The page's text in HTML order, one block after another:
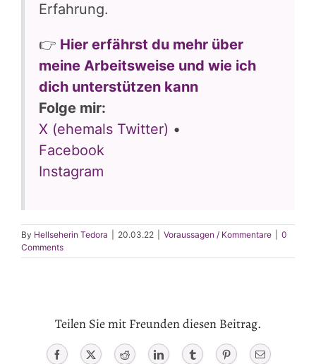
Erfahrung.
👉 Hier erfährst du mehr über
meine Arbeitsweise und wie ich
dich unterstützen kann
Folge mir:
X (ehemals Twitter) •
Facebook
Instagram
By Hellseherin Tedora 20.03.22 Voraussagen / Kommentare
0
Comments
Teilen Sie mit Freunden diesen Beitrag.
Facebook X Reddit LinkedIn Tumblr PinterestEmail